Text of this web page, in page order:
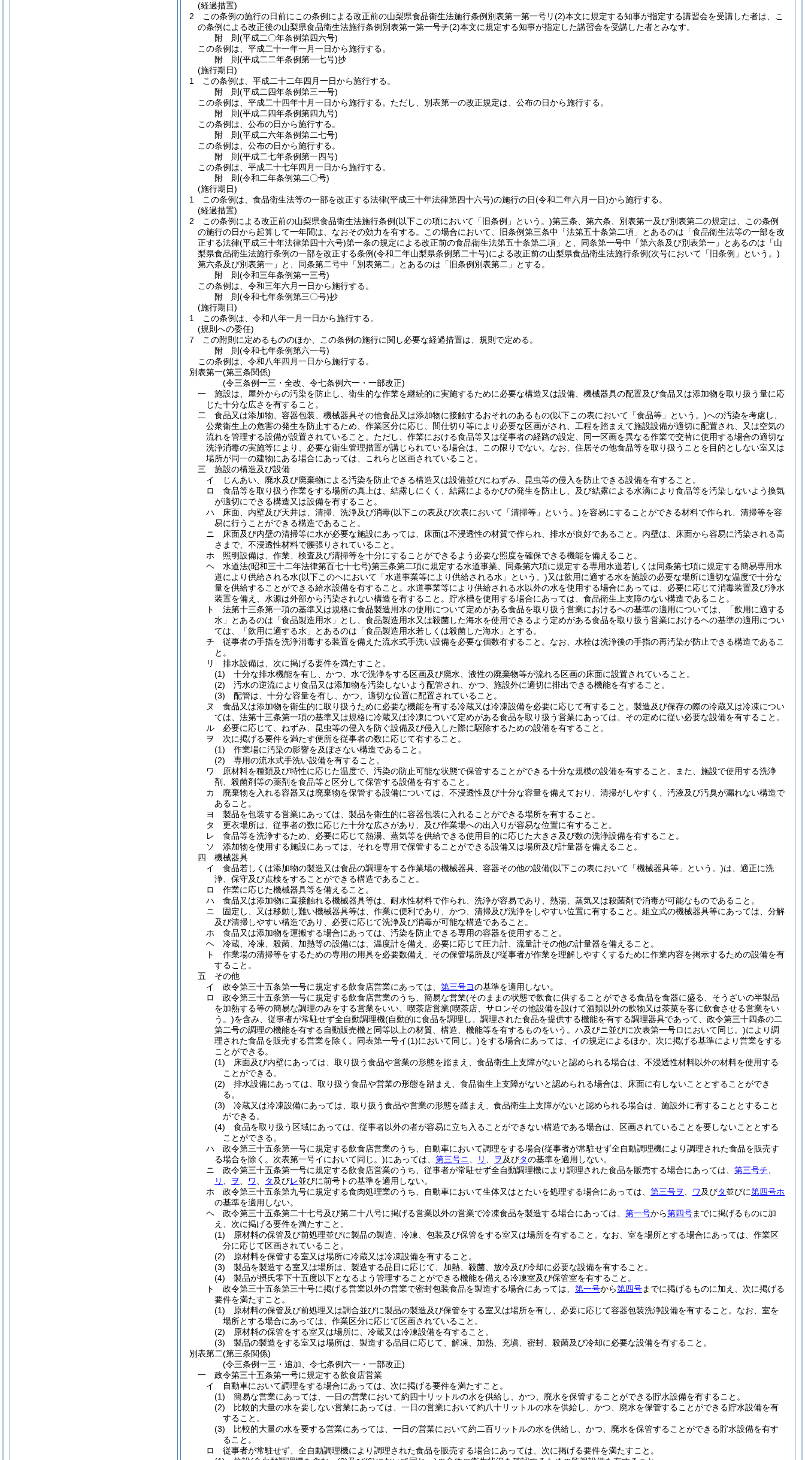
(経過措置)
2
この条例の施行の日前にこの条例による改正前の山梨県食品衛生法施行条例別表第一第一号リ(2)本文に規定する知事が指定する講習会を受講した者は、こ
の条例による改正後の山梨県食品衛生法施行条例別表第一第一号チ(2)本文に規定する知事が指定した講習会を受講した者とみなす。
附 則(平成二〇年条例第四六号)
この条例は、平成二十一年一月一日から施行する。
附 則(平成二二年条例第一七号)抄
(施行期日)
1
この条例は、平成二十二年四月一日から施行する。
附 則(平成二四年条例第三一号)
この条例は、平成二十四年十月一日から施行する。 ただし、別表第一の改正規定は、公布の日から施行する。
附 則(平成二四年条例第四九号)
この条例は、公布の日から施行する。
附 則(平成二六年条例第二七号)
この条例は、公布の日から施行する。
附 則(平成二七年条例第一四号)
この条例は、平成二十七年四月一日から施行する。
附 則(令和二年条例第二〇号)
(施行期日)
1
この条例は、食品衛生法等の一部を改正する法律(平成三十年法律第四十六号)の施行の日(令和二年六月一日)から施行する。
(経過措置)
2
この条例による改正前の山梨県食品衛生法施行条例(以下この項において「旧条例」という。)第三条、第六条、別表第一及び別表第二の規定は、この条例
の施行の日から起算して一年間は、なおその効力を有する。
この場合において、旧条例第三条中「法第五十条第二項」とあるのは「食品衛生法等の一部を改
正する法律(平成三十年法律第四十六号)第一条の規定による改正前の食品衛生法第五十条第二項」と、同条第一号中「第六条及び別表第一」とあるのは「山
梨県食品衛生法施行条例の一部を改正する条例(令和二年山梨県条例第二十号)による改正前の山梨県食品衛生法施行条例(次号において「旧条例」という。)
第六条及び別表第一」と、同条第二号中「別表第二」とあるのは「旧条例別表第二」とする。
附 則(令和三年条例第一三号)
この条例は、令和三年六月一日から施行する。
附 則(令和七年条例第三〇号)抄
(施行期日)
1
この条例は、令和八年一月一日から施行する。
(規則への委任)
7
この附則に定めるもののほか、この条例の施行に関し必要な経過措置は、規則で定める。
附 則(令和七年条例第六一号)
この条例は、令和八年四月一日から施行する。
別表第一(第三条関係)
(令三条例一三・全改、令七条例六一・一部改正)
一 施設は、屋外からの汚染を防止し、衛生的な作業を継続的に実施するために必要な構造又は設備、機械器具の配置及び食品又は添加物を取り扱う量に応
じた十分な広さを有すること。
二 食品又は添加物、容器包装、機械器具その他食品又は添加物に接触するおそれのあるもの(以下この表において「食品等」という。)への汚染を考慮し、
公衆衛生上の危害の発生を防止するため、作業区分に応じ、間仕切り等により必要な区画がされ、工程を踏まえて施設設備が適切に配置され、又は空気の
流れを管理する設備が設置されていること。ただし、作業における食品等又は従事者の経路の設定、同一区画を異なる作業で交替に使用する場合の適切な
洗浄消毒の実施等により、必要な衛生管理措置が講じられている場合は、この限りでない。なお、住居その他食品等を取り扱うことを目的としない室又は
場所が同一の建物にある場合にあっては、これらと区画されていること。
三 施設の構造及び設備
イ じんあい、廃水及び廃棄物による汚染を防止できる構造又は設備並びにねずみ、昆虫等の侵入を防止できる設備を有すること。
ロ 食品等を取り扱う作業をする場所の真上は、結露しにくく、結露によるかびの発生を防止し、及び結露による水滴により食品等を汚染しないよう換気
が適切にできる構造又は設備を有すること。
ハ 床面、内壁及び天井は、清掃、洗浄及び消毒(以下この表及び次表において「清掃等」という。)を容易にすることができる材料で作られ、清掃等を容
易に行うことができる構造であること。
ニ 床面及び内壁の清掃等に水が必要な施設にあっては、床面は不浸透性の材質で作られ、排水が良好であること。内壁は、床面から容易に汚染される高
さまで、不浸透性材料で腰張りされていること。
ホ 照明設備は、作業、検査及び清掃等を十分にすることができるよう必要な照度を確保できる機能を備えること。
ヘ 水道法(昭和三十二年法律第百七十七号)第三条第二項に規定する水道事業、同条第六項に規定する専用水道若しくは同条第七項に規定する簡易専用水
道により供給される水(以下このヘにおいて「水道事業等により供給される水」という。)又は飲用に適する水を施設の必要な場所に適切な温度で十分な
量を供給することができる給水設備を有すること。水道事業等により供給される水以外の水を使用する場合にあっては、必要に応じて消毒装置及び浄水
装置を備え、水源は外部から汚染されない構造を有すること。貯水槽を使用する場合にあっては、食品衛生上支障のない構造であること。
ト 法第十三条第一項の基準又は規格に食品製造用水の使用について定めがある食品を取り扱う営業におけるヘの基準の適用については、「飲用に適する
水」とあるのは「食品製造用水」とし、食品製造用水又は殺菌した海水を使用できるよう定めがある食品を取り扱う営業におけるヘの基準の適用につい
ては、「飲用に適する水」とあるのは「食品製造用水若しくは殺菌した海水」とする。
チ 従事者の手指を洗浄消毒する装置を備えた流水式手洗い設備を必要な個数有すること。なお、水栓は洗浄後の手指の再汚染が防止できる構造であるこ
と。
リ 排水設備は、次に掲げる要件を満たすこと。
(1) 十分な排水機能を有し、かつ、水で洗浄をする区画及び廃水、液性の廃棄物等が流れる区画の床面に設置されていること。
(2) 汚水の逆流により食品又は添加物を汚染しないよう配管され、かつ、施設外に適切に排出できる機能を有すること。
(3) 配管は、十分な容量を有し、かつ、適切な位置に配置されていること。
ヌ 食品又は添加物を衛生的に取り扱うために必要な機能を有する冷蔵又は冷凍設備を必要に応じて有すること。製造及び保存の際の冷蔵又は冷凍につい
ては、法第十三条第一項の基準又は規格に冷蔵又は冷凍について定めがある食品を取り扱う営業にあっては、その定めに従い必要な設備を有すること。
ル 必要に応じて、ねずみ、昆虫等の侵入を防ぐ設備及び侵入した際に駆除するための設備を有すること。
ヲ 次に掲げる要件を満たす便所を従事者の数に応じて有すること。
(1) 作業場に汚染の影響を及ぼさない構造であること。
(2) 専用の流水式手洗い設備を有すること。
ワ 原材料を種類及び特性に応じた温度で、汚染の防止可能な状態で保管することができる十分な規模の設備を有すること。また、施設で使用する洗浄
剤、殺菌剤等の薬剤を食品等と区分して保管する設備を有すること。
カ 廃棄物を入れる容器又は廃棄物を保管する設備については、不浸透性及び十分な容量を備えており、清掃がしやすく、汚液及び汚臭が漏れない構造で
あること。
ヨ 製品を包装する営業にあっては、製品を衛生的に容器包装に入れることができる場所を有すること。
タ 更衣場所は、従事者の数に応じた十分な広さがあり、及び作業場への出入りが容易な位置に有すること。
レ 食品等を洗浄するため、必要に応じて熱湯、蒸気等を供給できる使用目的に応じた大きさ及び数の洗浄設備を有すること。
ソ 添加物を使用する施設にあっては、それを専用で保管することができる設備又は場所及び計量器を備えること。
四 機械器具
イ 食品若しくは添加物の製造又は食品の調理をする作業場の機械器具、容器その他の設備(以下この表において「機械器具等」という。)は、適正に洗
浄、保守及び点検をすることができる構造であること。
ロ 作業に応じた機械器具等を備えること。
ハ 食品又は添加物に直接触れる機械器具等は、耐水性材料で作られ、洗浄が容易であり、熱湯、蒸気又は殺菌剤で消毒が可能なものであること。
ニ 固定し、又は移動し難い機械器具等は、作業に便利であり、かつ、清掃及び洗浄をしやすい位置に有すること。組立式の機械器具等にあっては、分解
及び清掃しやすい構造であり、必要に応じて洗浄及び消毒が可能な構造であること。
ホ 食品又は添加物を運搬する場合にあっては、汚染を防止できる専用の容器を使用すること。
ヘ 冷蔵、冷凍、殺菌、加熱等の設備には、温度計を備え、必要に応じて圧力計、流量計その他の計量器を備えること。
ト 作業場の清掃等をするための専用の用具を必要数備え、その保管場所及び従事者が作業を理解しやすくするために作業内容を掲示するための設備を有
すること。
五 その他
イ 政令第三十五条第一号に規定する飲食店営業にあっては、 第三号ヨの基準を適用しない。
ロ 政令第三十五条第一号に規定する飲食店営業のうち、簡易な営業(そのままの状態で飲食に供することができる食品を食器に盛る、そうざいの半製品
を加熱する等の簡易な調理のみをする営業をいい、喫茶店営業(喫茶店、サロンその他設備を設けて酒類以外の飲物又は茶菓を客に飲食させる営業をい
う。)を含み、従事者が常駐せず全自動調理機(自動的に食品を調理し、調理された食品を提供する機能を有する調理器具であって、政令第三十四条の二
第二号の調理の機能を有する自動販売機と同等以上の材質、構造、機能等を有するものをいう。ハ及びニ並びに次表第一号ロにおいて同じ。)により調
理された食品を販売する営業を除く。同表第一号イ(1)において同じ。)をする場合にあっては、イの規定によるほか、次に掲げる基準により営業をする
ことができる。
(1) 床面及び内壁にあっては、取り扱う食品や営業の形態を踏まえ、食品衛生上支障がないと認められる場合は、不浸透性材料以外の材料を使用する
ことができる。
(2) 排水設備にあっては、取り扱う食品や営業の形態を踏まえ、食品衛生上支障がないと認められる場合は、床面に有しないこととすることができ
る。
(3) 冷蔵又は冷凍設備にあっては、取り扱う食品や営業の形態を踏まえ、食品衛生上支障がないと認められる場合は、施設外に有することとすること
ができる。
(4) 食品を取り扱う区域にあっては、従事者以外の者が容易に立ち入ることができない構造である場合は、区画されていることを要しないこととする
ことができる。
ハ 政令第三十五条第一号に規定する飲食店営業のうち、自動車において調理をする場合(従事者が常駐せず全自動調理機により調理された食品を販売す
る場合を除く。次表第一号イにおいて同じ。)にあっては、 第三号ニ リ ヲ及びタの基準を適用しない。
ニ 政令第三十五条第一号に規定する飲食店営業のうち、従事者が常駐せず全自動調理機により調理された食品を販売する場合にあっては、 第三号チ
リ
ヲ ワ タ及びレ並びに前号トの基準を適用しない。
ホ 政令第三十五条第九号に規定する食肉処理業のうち、自動車において生体又はとたいを処理する場合にあっては、 第三号ヲ ワ及びタ並びに第四号ホ
の基準を適用しない。
ヘ 政令第三十五条第二十七号及び第二十八号に掲げる営業以外の営業で冷凍食品を製造する場合にあっては、 第一号から第四号までに掲げるものに加
え、次に掲げる要件を満たすこと。
(1) 原材料の保管及び前処理並びに製品の製造、冷凍、包装及び保管をする室又は場所を有すること。なお、室を場所とする場合にあっては、作業区
分に応じて区画されていること。
(2) 原材料を保管する室又は場所に冷蔵又は冷凍設備を有すること。
(3) 製品を製造する室又は場所は、製造する品目に応じて、加熱、殺菌、放冷及び冷却に必要な設備を有すること。
(4) 製品が摂氏零下十五度以下となるよう管理することができる機能を備える冷凍室及び保管室を有すること。
ト 政令第三十五条第三十号に掲げる営業以外の営業で密封包装食品を製造する場合にあっては、 第一号から第四号までに掲げるものに加え、次に掲げる
要件を満たすこと。
(1) 原材料の保管及び前処理又は調合並びに製品の製造及び保管をする室又は場所を有し、必要に応じて容器包装洗浄設備を有すること。なお、室を
場所とする場合にあっては、作業区分に応じて区画されていること。
(2) 原材料の保管をする室又は場所に、冷蔵又は冷凍設備を有すること。
(3) 製品の製造をする室又は場所は、製造する品目に応じて、解凍、加熱、充塡、密封、殺菌及び冷却に必要な設備を有すること。
別表第二(第三条関係)
(令三条例一三・追加、令七条例六一・一部改正)
一 政令第三十五条第一号に規定する飲食店営業
イ 自動車において調理をする場合にあっては、次に掲げる要件を満たすこと。
(1) 簡易な営業にあっては、一日の営業において約四十リットルの水を供給し、かつ、廃水を保管することができる貯水設備を有すること。
(2) 比較的大量の水を要しない営業にあっては、一日の営業において約八十リットルの水を供給し、かつ、廃水を保管することができる貯水設備を有
すること。
(3) 比較的大量の水を要する営業にあっては、一日の営業において約二百リットルの水を供給し、かつ、廃水を保管することができる貯水設備を有す
ること。
ロ 従事者が常駐せず、全自動調理機により調理された食品を販売する場合にあっては、次に掲げる要件を満たすこと。